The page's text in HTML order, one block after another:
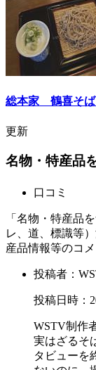
総本家 鶴喜そば
更新
名物・特産品
口コミ
「名物・特産品
レ、道、標識等
産品情報等のコ
投稿者：
投稿日時：
WSTV制作
実はざるそ
タビューを